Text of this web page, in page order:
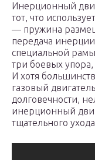
Инерционный
тот, что
— пружина
передача
специальной
три боевых
И хотя
газовый
долговечности,
инерционный
тщательного